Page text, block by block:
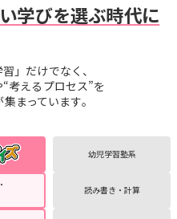
学びを選ぶ時代に
」だけでなく、
考えるプロセス”を
まっています。
幼児学習塾系
読み書き・計算